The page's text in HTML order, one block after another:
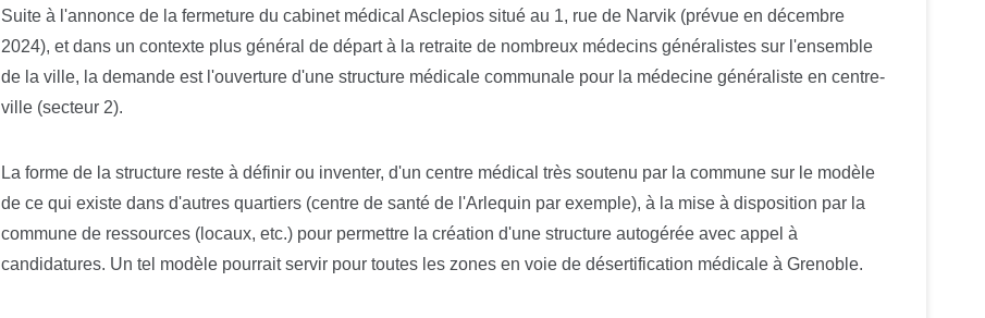
Suite à l'annonce de la fermeture du cabinet médical Asclepios situé au 1, rue de Narvik (prévue en décembre
2024), et dans un contexte plus général de départ à la retraite de nombreux médecins généralistes sur l'ensemble
de la ville, la demande est l'ouverture d'une structure médicale communale pour la médecine généraliste en centre-
ville (secteur 2).
La forme de la structure reste à définir ou inventer, d'un centre médical très soutenu par la commune sur le modèle
de ce qui existe dans d'autres quartiers (centre de santé de l'Arlequin par exemple), à la mise à disposition par la
commune de ressources (locaux, etc.) pour permettre la création d'une structure autogérée avec appel à
candidatures. Un tel modèle pourrait servir pour toutes les zones en voie de désertification médicale à Grenoble.